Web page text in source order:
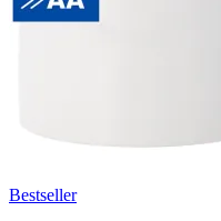
Bestseller